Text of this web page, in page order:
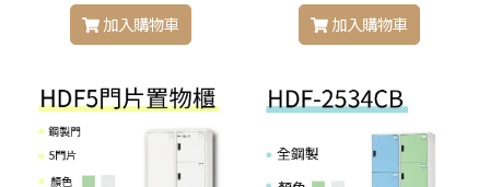
加入購物車 加入購物車